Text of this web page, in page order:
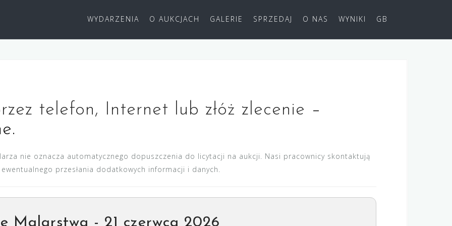
WYDARZENIA O AUKCJACH GALERIE SPRZEDAJ O NAS WYNIKI GB
telefon, Internet lub złóż zlecenie –
nie oznacza automatycznego dopuszczenia do licytacji na aukcji. Nasi pracownicy skontaktują
przesłania dodatkowych informacji i danych.
Malarstwa - 21 czerwca 2026